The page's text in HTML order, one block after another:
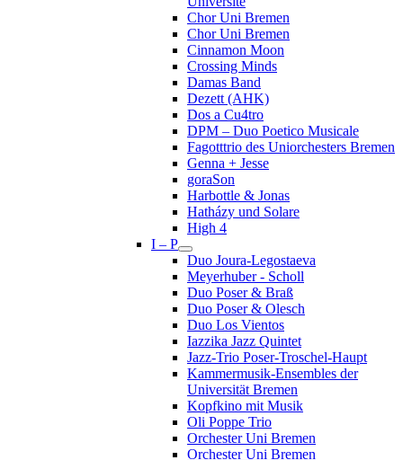
Chor Uni Bremen
Chor Uni Bremen
Cinnamon Moon
Crossing Minds
Damas Band
Dezett (AHK)
Dos a Cu4tro
DPM – Duo Poetico Musicale
Fagotttrio des Uniorchesters Bremen
Genna + Jesse
goraSon
Harbottle & Jonas
Hatházy und Solare
High 4
I – P
Duo Joura-Legostaeva
Meyerhuber - Scholl
Duo Poser & Braß
Duo Poser & Olesch
Duo Los Vientos
Iazzika Jazz Quintet
Jazz-Trio Poser-Troschel-Haupt
Kammermusik-Ensembles der
Universität Bremen
Kopfkino mit Musik
Oli Poppe Trio
Orchester Uni Bremen
Orchester Uni Bremen